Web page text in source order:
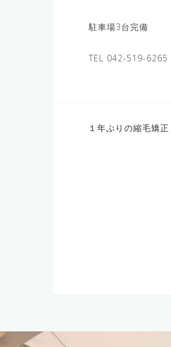
駐車場3台完備
TEL 042-519-6265
投
１年ぶりの縮毛矯正